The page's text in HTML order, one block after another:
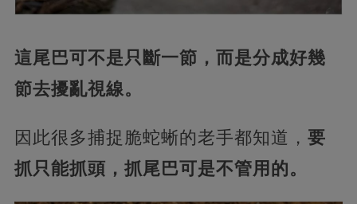
這尾巴可不是只斷一節，而是分成好幾
節去擾亂視線。
因此很多捕捉脆蛇蜥的老手都知道， 要
抓只能抓頭，抓尾巴可是不管用的。